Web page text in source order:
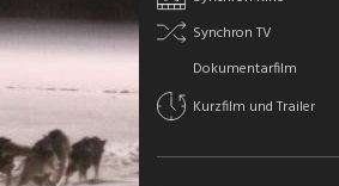
Synchron TV
Dokumentarfilm
Kurzfilm und Trailer